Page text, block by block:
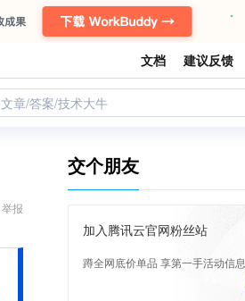
文档 建议反馈
文章/答案/技术大牛
举报
交个朋友
加入腾讯云官网粉丝站
蹲全网底价单品 享第一手活动信息